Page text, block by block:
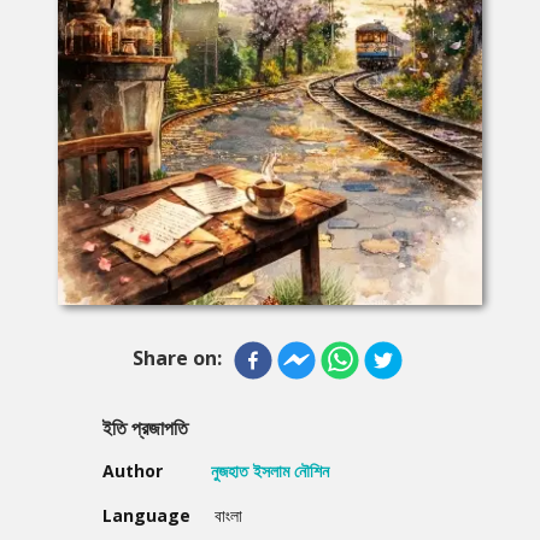
Share on:
ইতি প্রজাপতি
Author
নুজহাত ইসলাম নৌশিন
Language
বাংলা